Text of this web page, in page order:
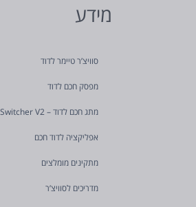
מידע
סוויצ’ר טיימר לדוד
מפסק חכם לדוד
מתג חכם לדוד – Switcher V2
אפליקציה לדוד חכם
מתקינים מומלצים
מדריכים לסוויצ’ר